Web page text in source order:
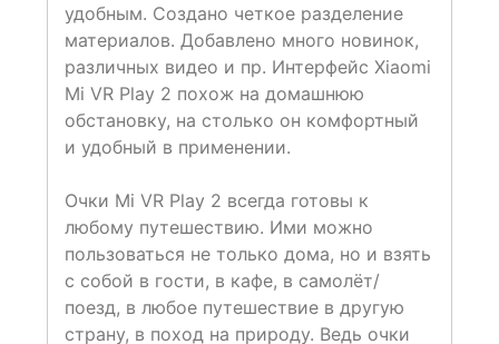
удобным. Создано четкое разделение
материалов. Добавлено много новинок,
различных видео и пр. Интерфейс Xiaomi
Mi VR Play 2 похож на домашнюю
обстановку, на столько он комфортный
и удобный в применении.
Очки Mi VR Play 2 всегда готовы к
любому путешествию. Ими можно
пользоваться не только дома, но и взять
с собой в гости, в кафе, в самолёт/
поезд, в любое путешествие в другую
страну, в поход на природу. Ведь очки